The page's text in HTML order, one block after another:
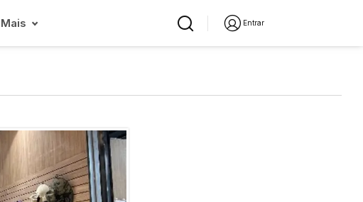
Mais Entrar